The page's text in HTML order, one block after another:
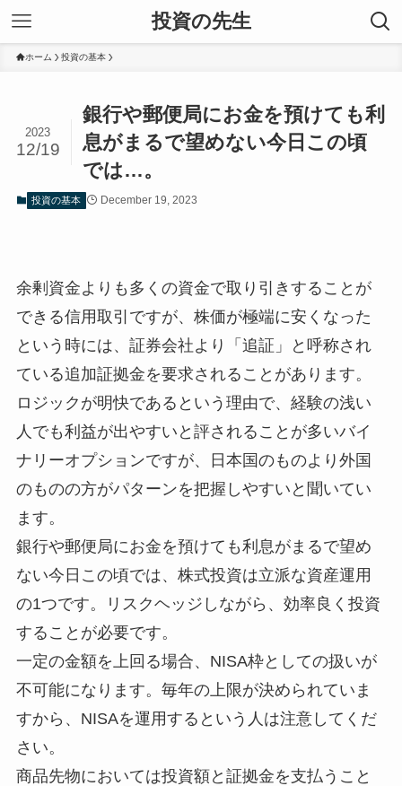
投資の先生
ホーム 投資の基本
銀行や郵便局にお金を預けても利
息がまるで望めない今日この頃
では…。
2023
12/19
投資の基本 December 19, 2023
余剰資金よりも多くの資金で取り引きすることが
できる信用取引ですが、株価が極端に安くなった
という時には、証券会社より「追証」と呼称され
ている追加証拠金を要求されることがあります。
ロジックが明快であるという理由で、経験の浅い
人でも利益が出やすいと評されることが多いバイ
ナリーオプションですが、日本国のものより外国
のものの方がパターンを把握しやすいと聞いてい
ます。
銀行や郵便局にお金を預けても利息がまるで望め
ない今日この頃では、株式投資は立派な資産運用
の1つです。リスクヘッジしながら、効率良く投資
することが必要です。
一定の金額を上回る場合、NISA枠としての扱いが
不可能になります。毎年の上限が決められていま
すから、NISAを運用するという人は注意してくだ
さい。
商品先物においては投資額と証拠金を支払うこと